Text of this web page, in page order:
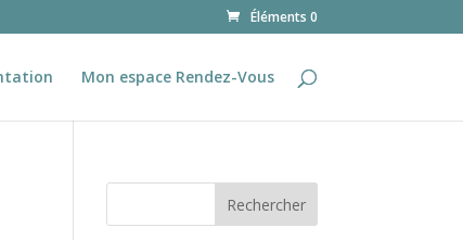
Éléments 0
Mon espace Rendez-Vous